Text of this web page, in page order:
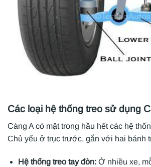
Các loại hệ thống treo sử dụng
Càng A có mặt trong hầu hết các hệ
Chủ yếu ở trục trước, gắn với hai bánh
Hệ thống treo tay đòn: Ở nhiều xe,